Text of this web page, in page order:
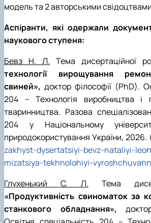
модель та 2 авторськими
Аспіранти, які одержали
наукового ступеня:
Бевз Н. Л. Тема дисертаційної
технології вирощування
свиней», доктор філософії (PhD).
204 – Технологія виробництва і
тваринництва. Разова
204 у Національному
природокористування України, 2026.
zakhyst-dysertatsiyi-bevz-nataliyi-
mizatsiya-tekhnolohiyi-
Глухенький С. Л. Тема
«Продуктивність свиноматок за
станкового обладнання»,